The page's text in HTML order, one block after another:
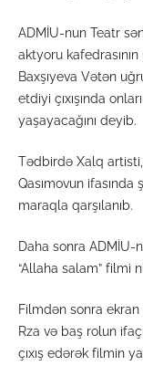
ADMİU-nun Teatr
aktyoru
Baxşıyeva Vətən
etdiyi çıxışında
yaşayacağını deyib.
Tədbirdə Xalq
Qasımovun ifasında
maraqla qarşılanıb.
Daha sonra ADMİU-
“Allaha salam” filmi
Filmdən sonra
Rza və baş rolun
çıxış edərək filmin